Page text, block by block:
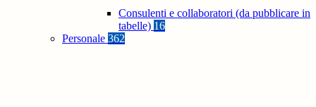
Consulenti e collaboratori (da pubblicare in
tabelle) 16
Personale 362